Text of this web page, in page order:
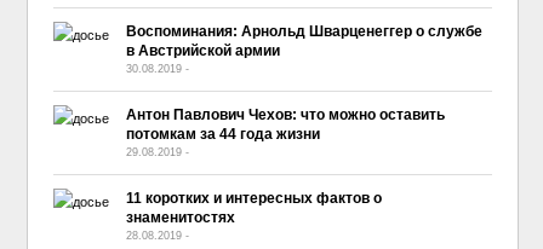
Воспоминания: Арнольд Шварценеггер о службе
в Австрийской армии
30.08.2019 -
Антон Павлович Чехов: что можно оставить
потомкам за 44 года жизни
29.08.2019 -
11 коротких и интересных фактов о
знаменитостях
28.08.2019 -